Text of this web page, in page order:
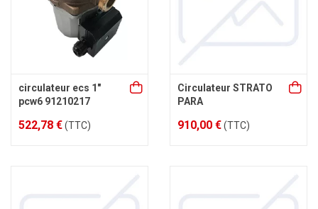
circulateur ecs 1"
pcw6 91210217
522,78 €(TTC)
Circulateur STRATO
PARA
910,00 €(TTC)